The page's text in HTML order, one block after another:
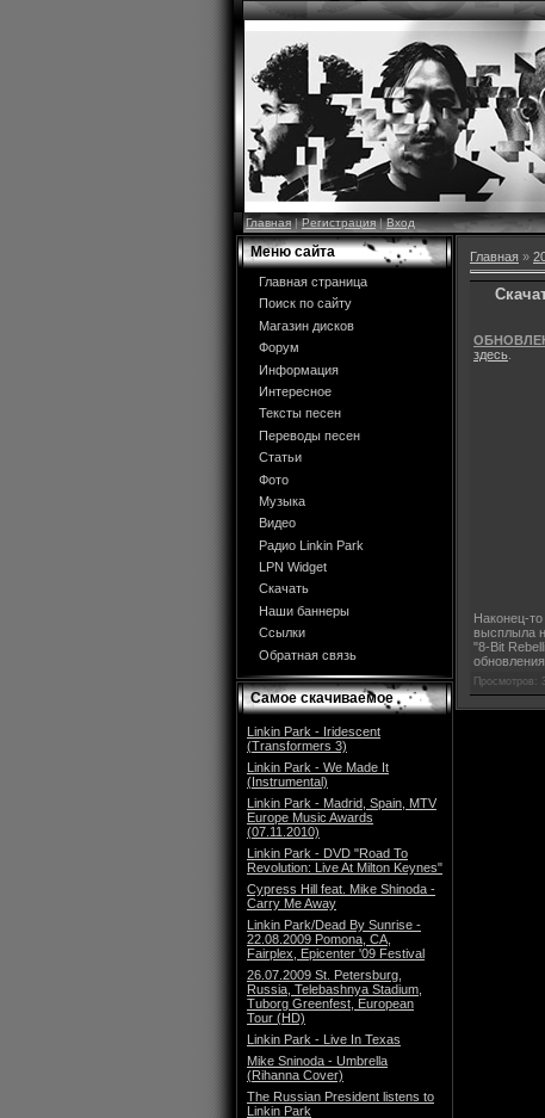
Главная|Регистрация|Вход
Меню сайта
Главная страница
Поиск по сайту
Магазин дисков
Форум
Информация
Интересное
Тексты песен
Переводы песен
Статьи
Фото
Музыка
Видео
Радио Linkin Park
LPN Widget
Скачать
Наши баннеры
Ссылки
Обратная связь
Самое скачиваемое
Linkin Park - Iridescent
(Transformers 3)
Linkin Park - We Made It
(Instrumental)
Linkin Park - Madrid, Spain, MTV
Europe Music Awards
(07.11.2010)
Linkin Park - DVD "Road To
Revolution: Live At Milton Keynes"
Cypress Hill feat. Mike Shinoda -
Carry Me Away
Linkin Park/Dead By Sunrise -
22.08.2009 Pomona, CA,
Fairplex, Epicenter '09 Festival
26.07.2009 St. Petersburg,
Russia, Telebashnya Stadium,
Tuborg Greenfest, European
Tour (HD)
Linkin Park - Live In Texas
Mike Sninoda - Umbrella
(Rihanna Cover)
The Russian President listens to
Linkin Park
Главная »
здесь
Наконец-
высплыла
"8-Bit
Просмотров :